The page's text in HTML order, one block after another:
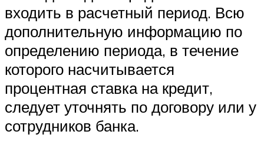
входить в расчетный период. Всю
дополнительную информацию по
определению периода, в течение
которого насчитывается
процентная ставка на кредит,
следует уточнять по договору или у
сотрудников банка.